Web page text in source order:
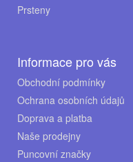
Prsteny
Informace pro vás
Obchodní podmínky
Ochrana osobních údajů
Doprava a platba
Naše prodejny
Puncovní značky